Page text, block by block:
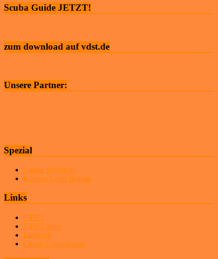
Scuba Guide JETZT!
zum download auf vdst.de
Unsere Partner:
Spezial
Apnoe Worldcup
Kamera Louis Boutan
Links
VDST
VDST-Shop
facebook
Ocean Commitment